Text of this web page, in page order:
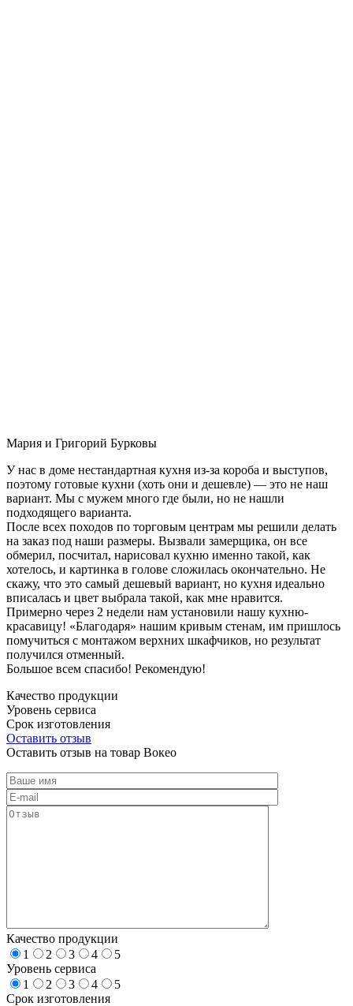
Мария и Григорий Бурковы
У нас в доме нестандартная кухня из-за короба и выступов,
поэтому готовые кухни (хоть они и дешевле) — это не наш
вариант. Мы с мужем много где были, но не нашли
подходящего варианта.
После всех походов по торговым центрам мы решили делать
на заказ под наши размеры. Вызвали замерщика, он все
обмерил, посчитал, нарисовал кухню именно такой, как
хотелось, и картинка в голове сложилась окончательно. Не
скажу, что это самый дешевый вариант, но кухня идеально
вписалась и цвет выбрала такой, как мне нравится.
Примерно через 2 недели нам установили нашу кухню-
красавицу! «Благодаря» нашим кривым стенам, им пришлось
помучиться с монтажом верхних шкафчиков, но результат
получился отменный.
Большое всем спасибо! Рекомендую!
Качество продукции
Уровень сервиса
Срок изготовления
Оставить отзыв
Оставить отзыв на товар Вокео
Качество продукции
1
2 3 4
5
Уровень сервиса
1
2 3 4
5
Срок изготовления